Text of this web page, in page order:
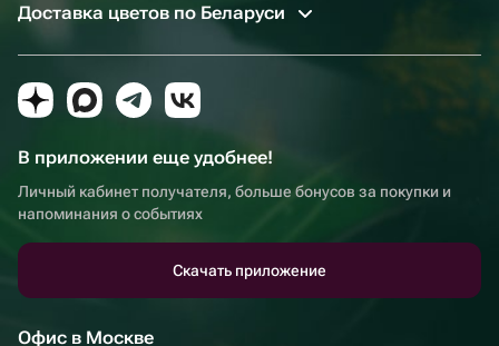
Доставка цветов по Беларуси
В приложении еще удобнее!
Личный кабинет получателя, больше бонусов за покупки и
напоминания о событиях
Скачать приложение
Офис в Москве